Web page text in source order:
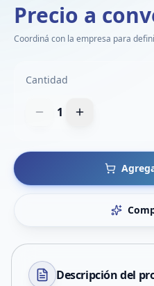
Precio a
Coordiná con la empresa para
Cantidad
1
Descripción del